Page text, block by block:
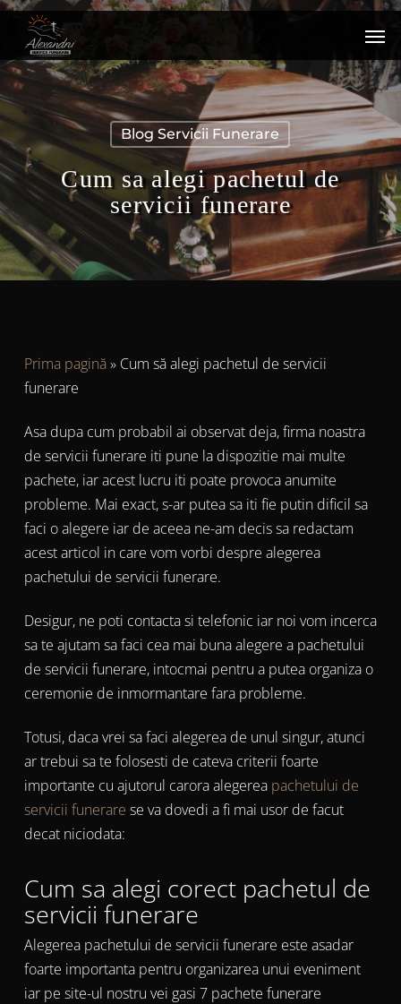
Skip
main
content
Blog Servicii Funerare
Cum sa alegi pachetul de
servicii funerare
Prima pagină» Cum să alegi pachetul de servicii
funerare
Asa dupa cum probabil ai observat deja, firma noastra
de servicii funerare iti pune la dispozitie mai multe
pachete, iar acest lucru iti poate provoca anumite
probleme. Mai exact, s-ar putea sa iti fie putin dificil sa
faci o alegere iar de aceea ne-am decis sa redactam
acest articol in care vom vorbi despre alegerea
pachetului de servicii funerare.
Desigur, ne poti contacta si telefonic iar noi vom incerca
sa te ajutam sa faci cea mai buna alegere a pachetului
de servicii funerare, intocmai pentru a putea organiza o
ceremonie de inmormantare fara probleme.
Totusi, daca vrei sa faci alegerea de unul singur, atunci
ar trebui sa te folosesti de cateva criterii foarte
importante cu ajutorul carora alegerea pachetului de
servicii funerare se va dovedi a fi mai usor de facut
decat niciodata:
Cum sa alegi corect pachetul de
servicii funerare
Alegerea pachetului de servicii funerare este asadar
foarte importanta pentru organizarea unui eveniment
iar pe site-ul nostru vei gasi 7 pachete funerare